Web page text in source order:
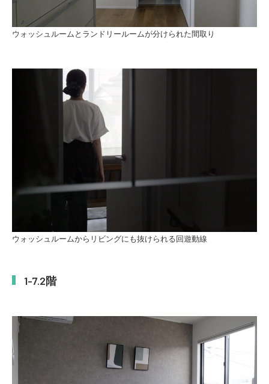
ウォッシュルームとランドリールームが分けられた間取り
ウォッシュルームからリビングにも抜けられる回遊動線
2階